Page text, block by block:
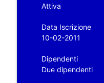
Attiva
Data Iscrizione
10-02-2011
Dipendenti
Due dipendenti